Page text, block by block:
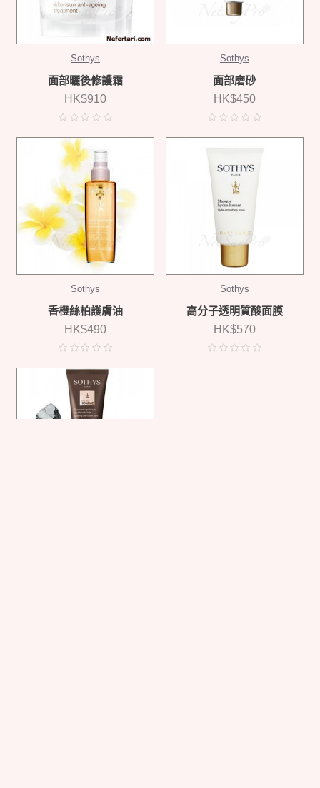
Sothys
面部曬後修護霜
HK$910
Sothys
面部磨砂
HK$450
Sothys
香橙絲柏護膚油
HK$490
Sothys
高分子透明質酸面膜
HK$570